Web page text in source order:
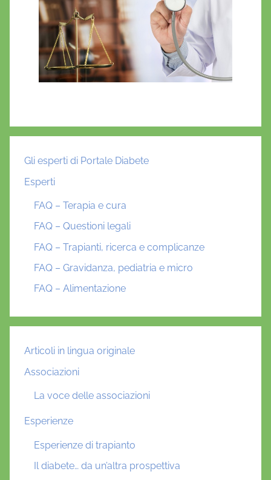
Gli esperti di Portale Diabete
Esperti
FAQ – Terapia e cura
FAQ – Questioni legali
FAQ – Trapianti, ricerca e complicanze
FAQ – Gravidanza, pediatria e micro
FAQ – Alimentazione
Articoli in lingua originale
Associazioni
La voce delle associazioni
Esperienze
Esperienze di trapianto
Il diabete… da un’altra prospettiva